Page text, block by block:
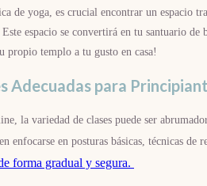
de yoga, es crucial encontrar un espacio
espacio se convertirá en tu santuario
propio templo a tu gusto en casa!
Adecuadas para
la variedad de clases puede ser
enfocarse en posturas básicas, técnicas
forma gradual y segura.